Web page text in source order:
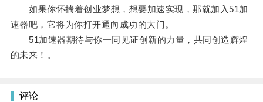
如果你怀揣着创业梦想，想要加速实现，那就加入51加
速器吧，它将为你打开通向成功的大门。
51加速器期待与你一同见证创新的力量，共同创造辉煌
的未来！。
评论